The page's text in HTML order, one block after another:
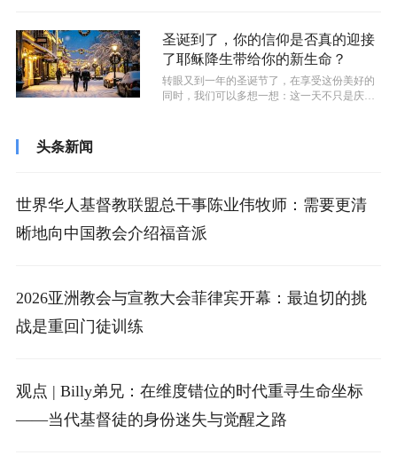
圣诞到了，你的信仰是否真的迎接
了耶稣降生带给你的新生命？
转眼又到一年的圣诞节了，在享受这份美好的
同时，我们可以多想一想：这一天不只是庆祝
头条新闻
世界华人基督教联盟总干事陈业伟牧师：需要更清
晰地向中国教会介绍福音派
2026亚洲教会与宣教大会菲律宾开幕：最迫切的挑
战是重回门徒训练
观点 | Billy弟兄：在维度错位的时代重寻生命坐标
——当代基督徒的身份迷失与觉醒之路